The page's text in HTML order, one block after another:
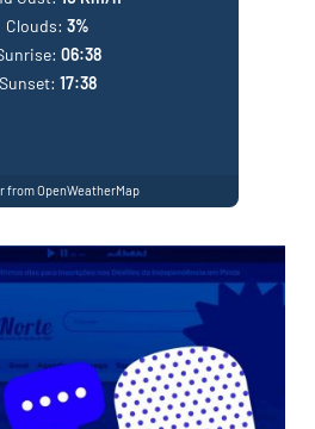
Clouds: 3%
06:38
Sunset: 17:38
from OpenWeatherMap